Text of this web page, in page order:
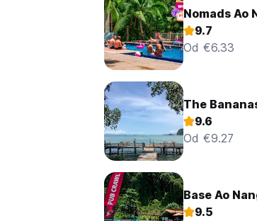
Nomads Ao
9.7
Od €6.33
The
9.6
Od €9.27
Base Ao
9.5